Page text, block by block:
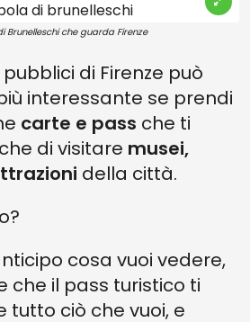
Brunelleschi che guarda Firenze
pubblici di Firenze può
interessante se prendi
carte e pass che ti
di visitare musei,
della città.
cosa vuoi vedere,
che il pass turistico ti
tutto ciò che vuoi, e